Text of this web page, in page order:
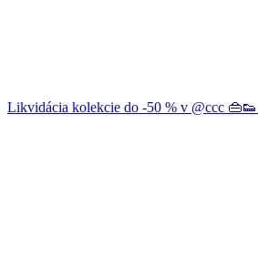
Likvidácia kolekcie do -50 % v @ccc